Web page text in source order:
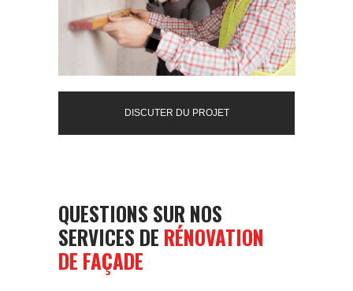
DISCUTER DU PROJET
QUESTIONS SUR NOS
SERVICES DE RÉNOVATION
DE FAÇADE